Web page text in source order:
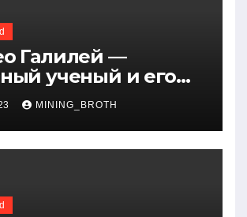
Галилей —
ученый и его
— краткая
достижения и
науку
MINING_BROTH